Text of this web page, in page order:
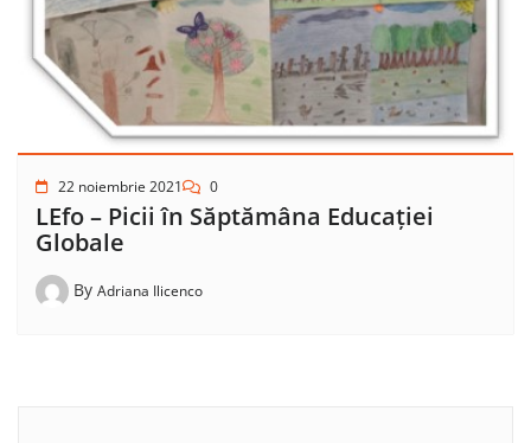
22 noiembrie 2021 0
LEfo – Picii în Săptămâna Educației
Globale
By Adriana Ilicenco